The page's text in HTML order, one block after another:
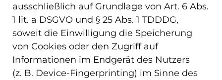
ausschließlich auf Grundlage von Art. 6 Abs.
1 lit. a DSGVO und § 25 Abs. 1 TDDDG,
soweit die Einwilligung die Speicherung
von Cookies oder den Zugriff auf
Informationen im Endgerät des Nutzers
(z. B. Device-Fingerprinting) im Sinne des